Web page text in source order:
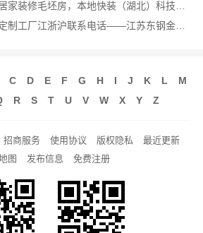
不锈钢衣柜定制工厂江浙沪联系电话——江苏东钢金属科技有限公司
C D E F G H I J K L
M
R S T U V W X Y Z
招商服务 使用协议 版权隐私
最近更新
图
发布信息 免费注册